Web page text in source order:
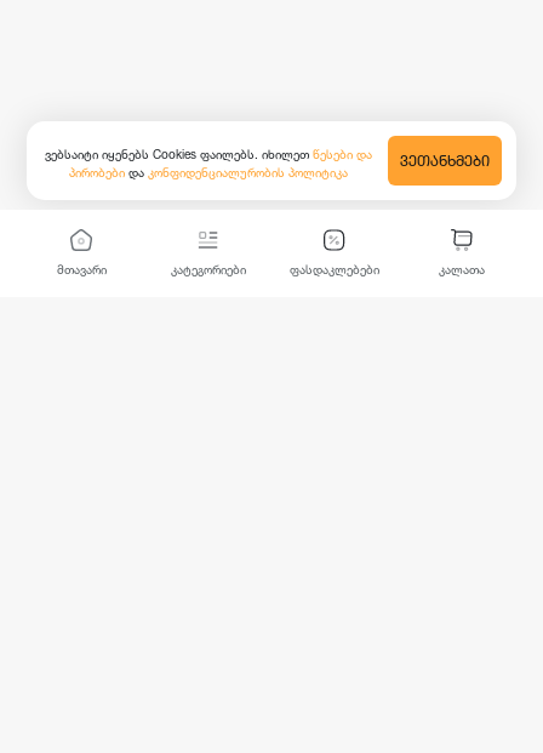
მთავარი კატეგორიები ფასდაკლებები კალათა
ვებსაიტი იყენებს Cookies ფაილებს. იხილეთ წესები და
პირობები და კონფიდენციალურობის პოლიტიკა
ᲕᲔᲗᲐᲜᲮᲛᲔᲑᲘ